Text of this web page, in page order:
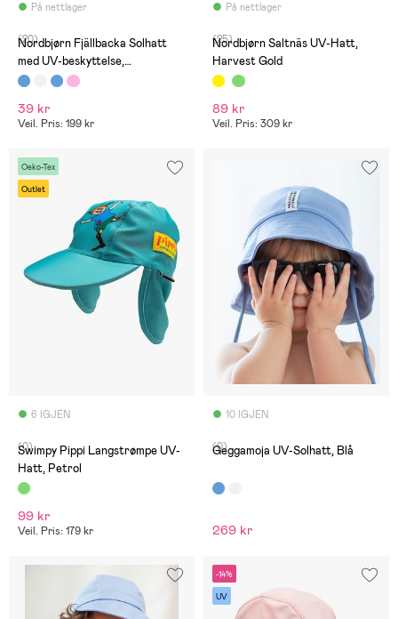
På nettlager
(20)
Nordbjørn Fjällbacka Solhatt
med UV-beskyttelse,
Strawberry Light Blue
39 kr
Veil. Pris: 199 kr
På nettlager
(25)
Nordbjørn Saltnäs UV-Hatt,
Harvest Gold
89 kr
Veil. Pris: 309 kr
Oeko-Tex
Outlet
6 IGJEN
(0)
Swimpy Pippi Langstrømpe UV-
Hatt, Petrol
99 kr
Veil. Pris: 179 kr
10 IGJEN
(0)
Geggamoja UV-Solhatt, Blå
269 kr
-14%
UV